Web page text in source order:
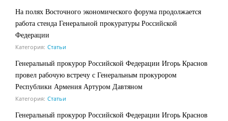
На полях Восточного экономического форума продолжается
работа стенда Генеральной прокуратуры Российской
Федерации
Категория: Статьи
Генеральный прокурор Российской Федерации Игорь Краснов
провел рабочую встречу с Генеральным прокурором
Республики Армения Артуром Давтяном
Категория: Статьи
Генеральный прокурор Российской Федерации Игорь Краснов